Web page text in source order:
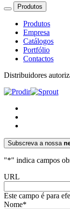
Produtos
Produtos
Empresa
Catálogos
Portfólio
Contactos
Distribuidores
Subscreva a nossa
"*" indica campos
URL
Este campo é para
Nome*